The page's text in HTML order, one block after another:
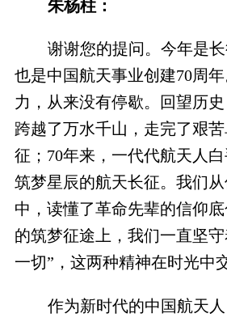
朱杨柱：
谢谢您的提问。今年是长
也是中国航天事业创建70周
力，从来没有停歇。回望历
跨越了万水千山，走完了艰
征；70年来，一代代航天人
筑梦星辰的航天长征。我们
中，读懂了革命先辈的信仰
的筑梦征途上，我们一直坚
一切”，这两种精神在时光中
作为新时代的中国航天